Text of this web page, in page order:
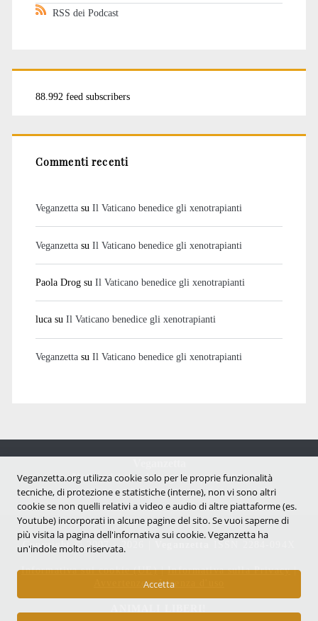
RSS dei Podcast
88.992 feed subscribers
Commenti recenti
Veganzettasu Il Vaticano benedice gli xenotrapianti
Veganzettasu Il Vaticano benedice gli xenotrapianti
Paola Drogsu Il Vaticano benedice gli xenotrapianti
lucasu Il Vaticano benedice gli xenotrapianti
Veganzettasu Il Vaticano benedice gli xenotrapianti
Notizie dal mondo vegan e antispecista
Copyright © 2007 - 2026 |
Informativa sui cookie (UE)|Informativa sulla Privacy|
Avvertenze e Licenza d'uso
Veganzetta.org utilizza cookie solo per le proprie funzionalità
tecniche, di protezione e statistiche (interne), non vi sono altri
cookie se non quelli relativi a video e audio di altre piattaforme (es.
Youtube) incorporati in alcune pagine del sito. Se vuoi saperne di
più visita la pagina dell'infornativa sui cookie. Veganzetta ha
un'indole molto riservata.
Accetta